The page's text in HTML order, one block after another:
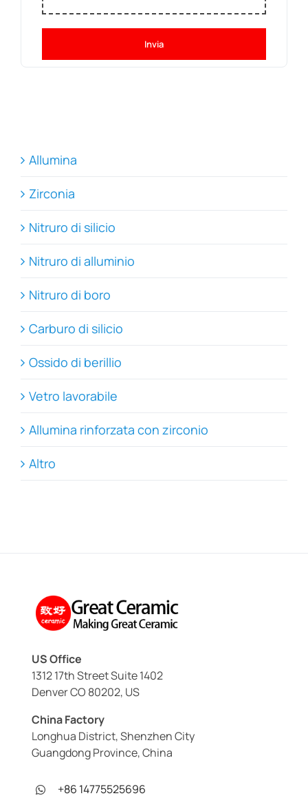
Invia
Allumina
Zirconia
Nitruro di silicio
Nitruro di alluminio
Nitruro di boro
Carburo di silicio
Ossido di berillio
Vetro lavorabile
Allumina rinforzata con zirconio
Altro
US Office
1312 17th Street Suite 1402
Denver CO 80202, US
China Factory
Longhua District, Shenzhen City
Guangdong Province, China
+86 14775525696